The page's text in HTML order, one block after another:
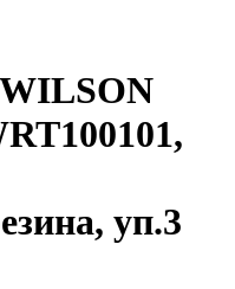
уп.3